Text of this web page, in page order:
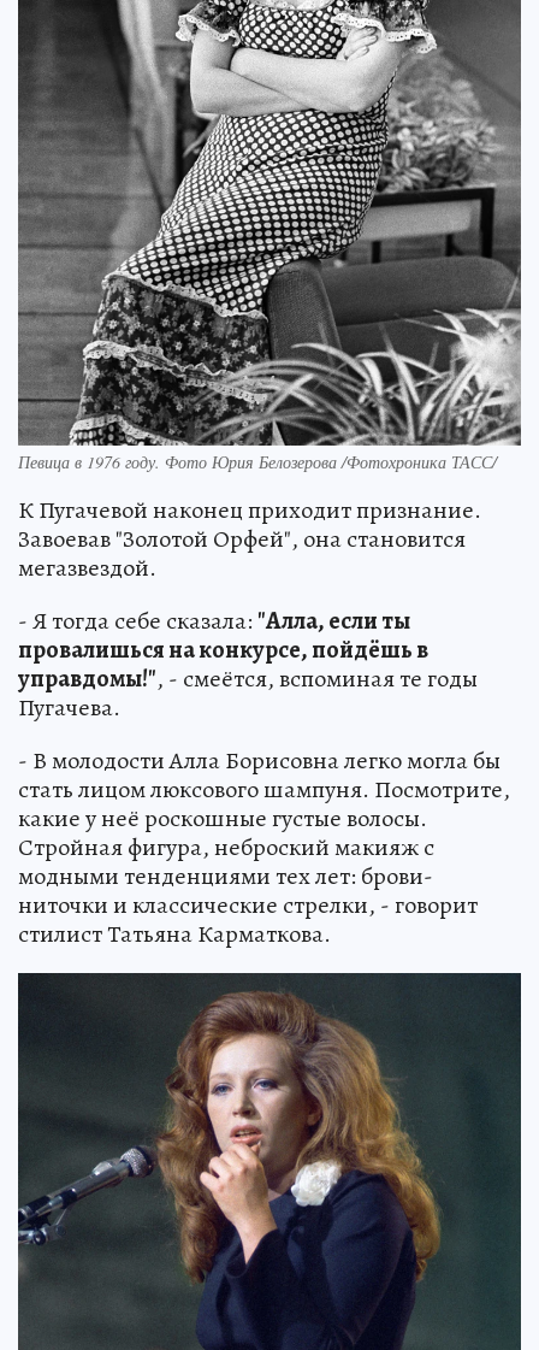
Певица в 1976 году. Фото Юрия Белозерова /Фотохроника ТАСС/
К Пугачевой наконец приходит признание.
Завоевав "Золотой Орфей", она становится
мегазвездой.
- Я тогда себе сказала: "Алла, если ты
провалишься на конкурсе, пойдёшь в
управдомы!", - смеётся, вспоминая те годы
Пугачева.
- В молодости Алла Борисовна легко могла бы
стать лицом люксового шампуня. Посмотрите,
какие у неё роскошные густые волосы.
Стройная фигура, неброский макияж с
модными тенденциями тех лет: брови-
ниточки и классические стрелки, - говорит
стилист Татьяна Карматкова.